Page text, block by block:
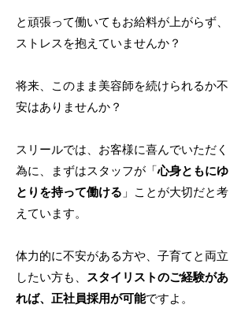
と頑張って働いてもお給料が上がらず、
ストレスを抱えていませんか？
将来、このまま美容師を続けられるか不
安はありませんか？
スリールでは、お客様に喜んでいただく
為に、まずはスタッフが「心身ともにゆ
とりを持って働ける 」ことが大切だと考
えています。
​体力的に不安がある方や、子育てと両立
したい方も、
スタイリストのご経験があ
れば、正社員採用が可能ですよ。